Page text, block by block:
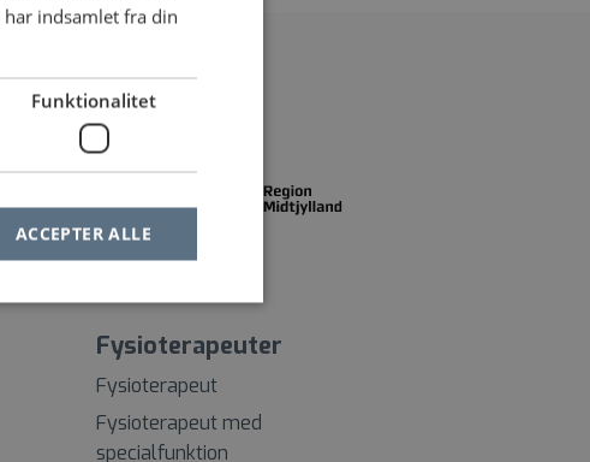
Fysioterapeuter
Fysioterapeut
Fysioterapeut med
specialfunktion
indsamlet fra din
Funktionalitet
ACCEPTER ALLE